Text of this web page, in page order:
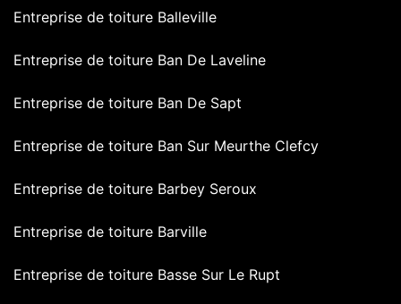
Entreprise de toiture Balleville
Entreprise de toiture Ban De Laveline
Entreprise de toiture Ban De Sapt
Entreprise de toiture Ban Sur Meurthe Clefcy
Entreprise de toiture Barbey Seroux
Entreprise de toiture Barville
Entreprise de toiture Basse Sur Le Rupt